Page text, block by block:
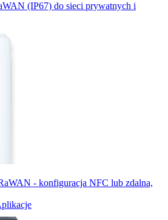
(IP67) do sieci prywatnych i
- konfiguracja NFC lub zdalna,